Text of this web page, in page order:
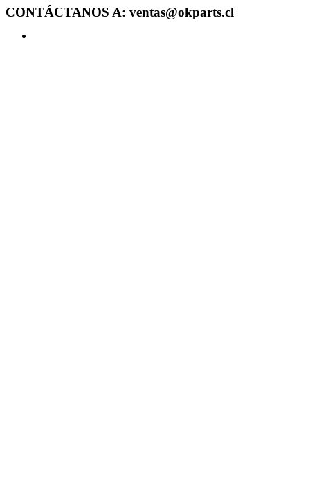
CONTÁCTANOS A: ventas@okparts.cl